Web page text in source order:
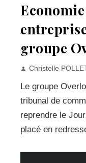
groupe
Christelle
Le groupe
tribunal de
reprendre le
placé en